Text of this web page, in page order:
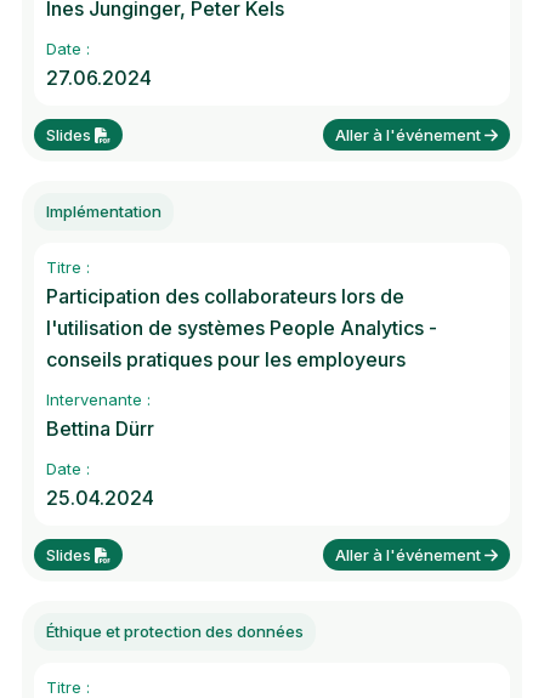
Ines Junginger, Peter Kels
Date :
27.06.2024
Slides Aller à l'événement
Implémentation
Titre :
Participation des collaborateurs lors de
l'utilisation de systèmes People Analytics -
conseils pratiques pour les employeurs
Intervenante :
Bettina Dürr
Date :
25.04.2024
Slides Aller à l'événement
Éthique et protection des données
Titre :